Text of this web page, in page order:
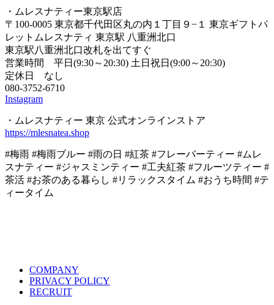
・ムレスナティー東京駅店
〒100-0005 東京都千代田区丸の内１丁目９−１ 東京ギフトパ
レットムレスナティ 東京駅 八重洲北口
東京駅八重洲北口改札を出てすぐ
営業時間 平日(9:30～20:30) 土日祝日(9:00～20:30)
定休日 なし
080-3752-6710
Instagram
・ムレスナティー 東京 公式オンラインストア
https://mlesnatea.shop
#梅雨 #梅雨ブルー #雨の日 #紅茶 #フレーバーティー #ムレ
スナティー #ジャスミンティー #工夫紅茶 #フルーツティー #
茶活 #お茶のある暮らし #リラックスタイム #おうち時間 #テ
ィータイム
COMPANY
PRIVACY POLICY
RECRUIT